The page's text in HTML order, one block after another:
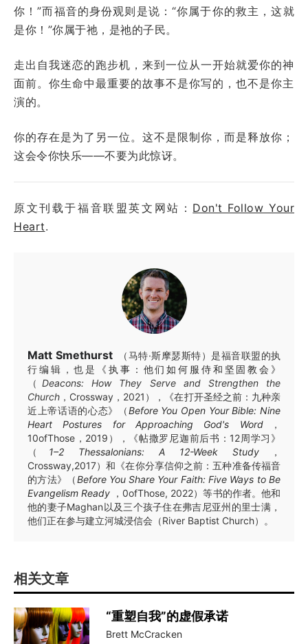
你！”而福音的身份观则是说：“你属于你的救主，这就
是你！”你属于祂，是祂的子民。
走出自我迷恋的跑步机，来到一位从一开始就爱你的神
面前。你生命中最重要的故事不是你写的，也不是你主
演的。
你的存在是为了另一位。这不是限制你，而是释放你；
这会令你快乐——不要为此惊讶。
原文刊载于福音联盟英文网站： Don't Follow Your
Heart.
Matt Smethurst
（马特·斯摩瑟斯特）是福音联盟的执
行编辑，也是
《执事：他们如何服侍和坚固教会》
（Deacons: How They Serve and Strengthen the
Church ，Crossway，2021），《在打开圣经之前：九种亲
近上帝话语的心态》（Before You Open Your Bible: Nine
Heart Postures for Approaching God's Word，
10ofThose，2019），《帖撒罗尼迦前后书：12周学习》
（ 1–2 Thessalonians: A 12-Week Study ，
Crossway,2017）和《在你分享信仰之前：五种准备传福音
的方法》（Before You Share Your Faith: Five Ways to Be
Evangelism Ready ，0ofThose, 2022）等书的作者。他和
他的妻子Maghan以及三个孩子住在弗吉尼亚州的里士满，
他们正在参与建立河城浸信会（River Baptist Church）。
相关文章
“重塑自我”的虚假承诺
Brett McCracken